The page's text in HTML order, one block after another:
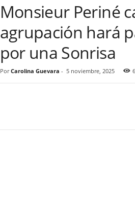
Monsieur Periné
agrupación hará
por una Sonrisa
Por Carolina Guevara - 5 noviembre, 2025